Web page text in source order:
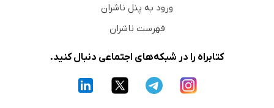
ورود به پنل ناشران
فهرست ناشران
کتابراه را در شبکه‌های اجتماعی دنبال کنید.